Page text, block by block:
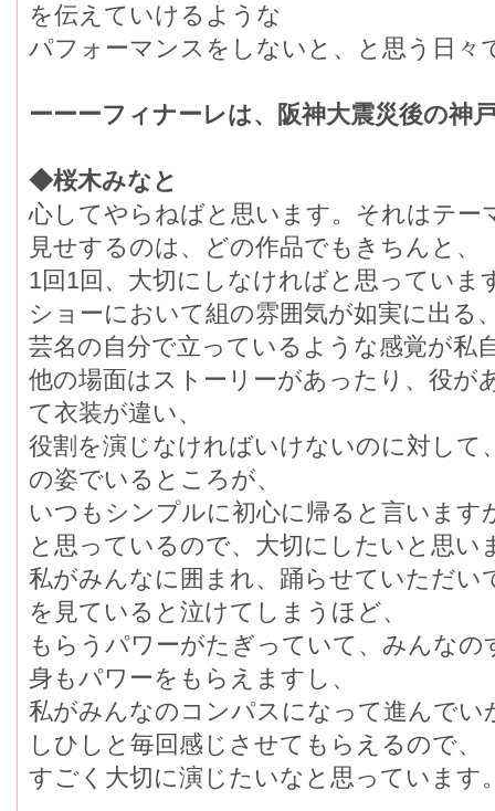
を伝えていけるような
パフォーマンスをしないと、と思う日々
ーーーフィナーレは、阪神大震災後の神
◆桜木みなと
心してやらねばと思います。それはテー
見せするのは、どの作品でもきちんと、
1回1回、大切にしなければと思っていま
ショーにおいて組の雰囲気が如実に出る
芸名の自分で立っているような感覚が私
他の場面はストーリーがあったり、役が
て衣装が違い、
役割を演じなければいけないのに対して
の姿でいるところが、
いつもシンプルに初心に帰ると言います
と思っているので、大切にしたいと思い
私がみんなに囲まれ、踊らせていただい
を見ていると泣けてしまうほど、
もらうパワーがたぎっていて、みんな
身もパワーをもらえますし、
私がみんなのコンパスになって進んで
しひしと毎回感じさせてもらえるので、
すごく大切に演じたいなと思っています